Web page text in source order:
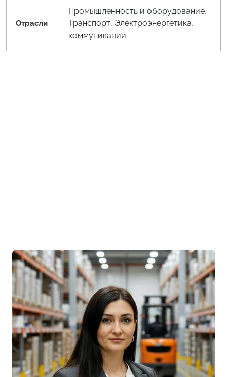
Отрасли
Промышленность и оборудование,
Транспорт, Электроэнергетика,
коммуникации